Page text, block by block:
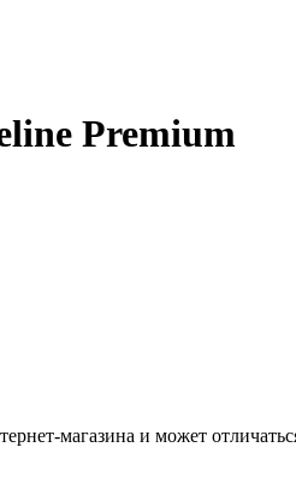
Premium
магазина и может